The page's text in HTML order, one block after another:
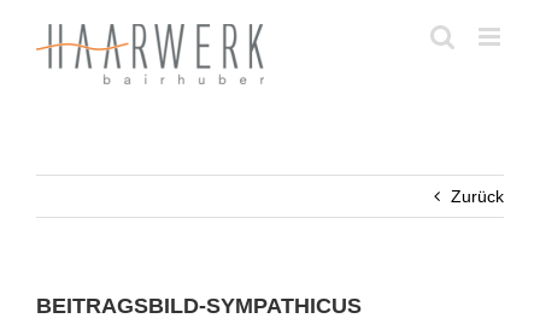
Zurück
BEITRAGSBILD-SYMPATHICUS